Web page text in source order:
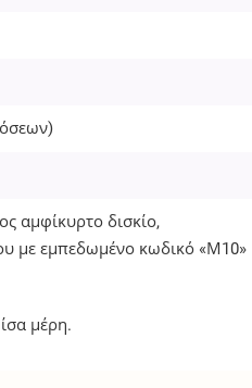
αμφίκυρτο δισκίο,
με εμπεδωμένο κωδικό «Μ10»
μέρη.